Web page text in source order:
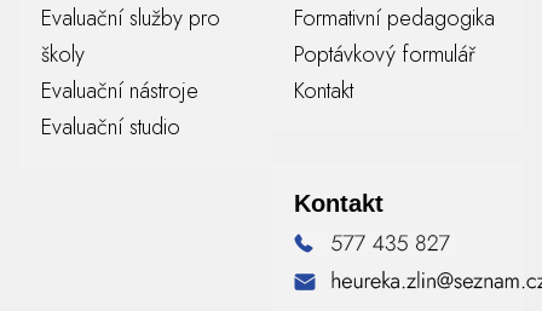
Evaluační služby pro
školy
Evaluační nástroje
Evaluační studio
Formativní pedagogika
Poptávkový formulář
Kontakt
Kontakt